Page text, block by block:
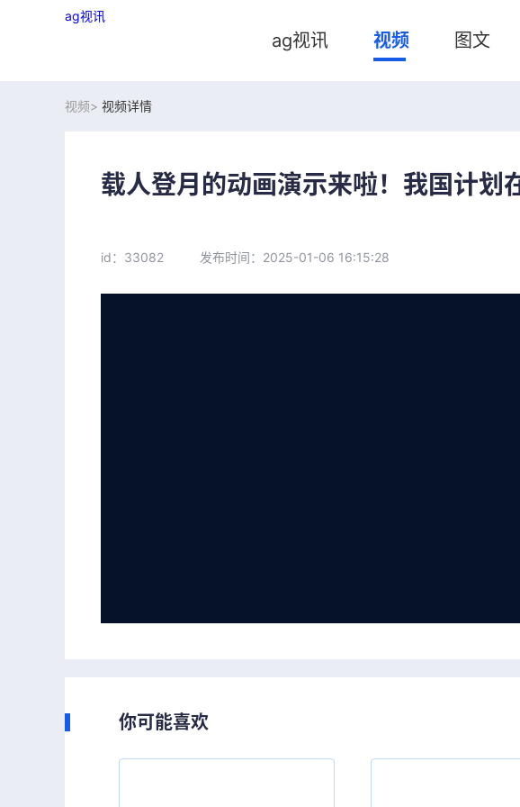
ag视讯
ag视讯 视频 图文
视频> 视频详情
载人登月的动画演示来啦！我国计
id：33082 发布时间：2025-01-06 16:15:28
你可能喜欢